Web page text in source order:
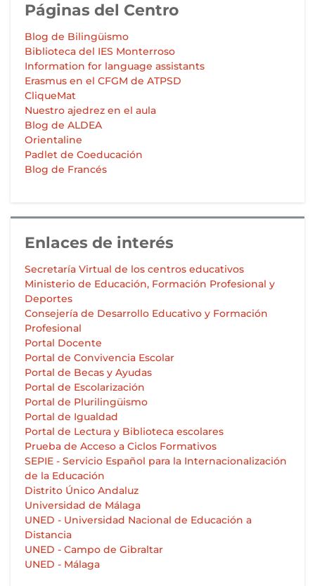
Páginas del Centro
Blog de Bilingüismo
Biblioteca del IES Monterroso
Information for language assistants
Erasmus en el CFGM de ATPSD
CliqueMat
Nuestro ajedrez en el aula
Blog de ALDEA
Orientaline
Padlet de Coeducación
Blog de Francés
Enlaces de interés
Secretaría Virtual de los centros educativos
Ministerio de Educación, Formación Profesional y
Deportes
Consejería de Desarrollo Educativo y Formación
Profesional
Portal Docente
Portal de Convivencia Escolar
Portal de Becas y Ayudas
Portal de Escolarización
Portal de Plurilingüismo
Portal de Igualdad
Portal de Lectura y Biblioteca escolares
Prueba de Acceso a Ciclos Formativos
SEPIE - Servicio Español para la Internacionalización
de la Educación
Distrito Único Andaluz
Universidad de Málaga
UNED - Universidad Nacional de Educación a
Distancia
UNED - Campo de Gibraltar
UNED - Málaga